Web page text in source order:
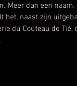
Meer dan een naam,
het, naast zijn
du Couteau de Tié,